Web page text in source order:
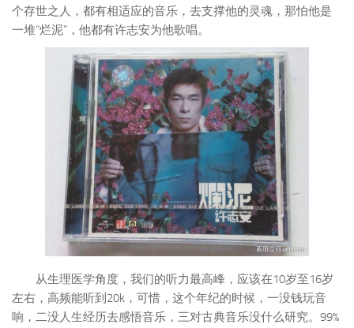
个存世之人，都有相适应的音乐，去支撑他的灵魂，那怕他是
一堆“烂泥”，他都有许志安为他歌唱。
从生理医学角度，我们的听力最高峰，应该在10岁至16岁
左右，高频能听到20k，可惜，这个年纪的时候，一没钱玩音
响，二没人生经历去感悟音乐，三对古典音乐没什么研究。99%